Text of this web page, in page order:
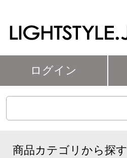
ログイン
商品カテゴリから探す